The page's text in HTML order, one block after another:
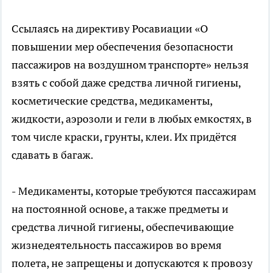
Ссылаясь на директиву Росавиации «О
повышении мер обеспечения безопасности
пассажиров на воздушном транспорте» нельзя
взять с собой даже средства личной гигиены,
косметические средства, медикаменты,
жидкости, аэрозоли и гели в любых емкостях, в
том числе краски, грунты, клеи. Их придётся
сдавать в багаж.
- Медикаменты, которые требуются пассажирам
на постоянной основе, а также предметы и
средства личной гигиены, обеспечивающие
жизнедеятельность пассажиров во время
полета, не запрещены и допускаются к провозу